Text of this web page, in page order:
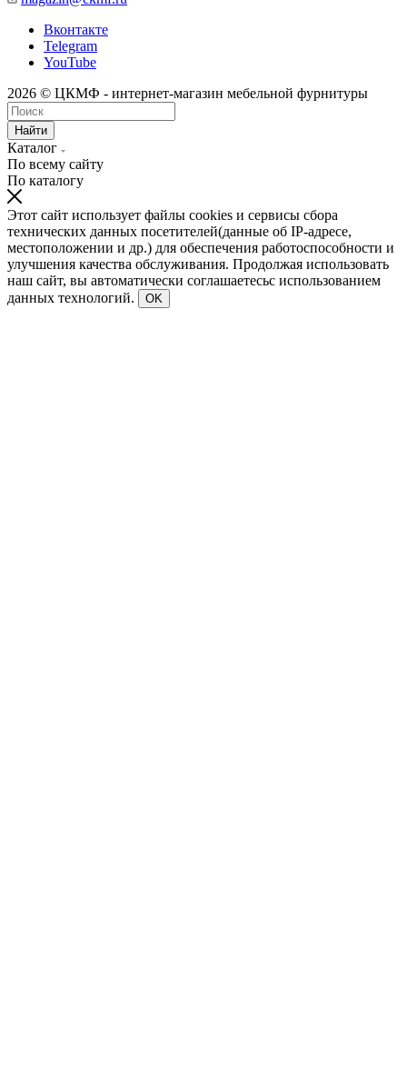
Вконтакте
Telegram
YouTube
2026 © ЦКМФ - интернет-магазин мебельной фурнитуры
Найти
Каталог
По всему сайту
По каталогу
Этот сайт использует файлы cookies и сервисы сбора
технических данных посетителей(данные об IP-адресе,
местоположении и др.) для обеспечения работоспособности и
улучшения качества обслуживания. Продолжая использовать
наш сайт, вы автоматически соглашаетесьс использованием
данных технологий.
OK